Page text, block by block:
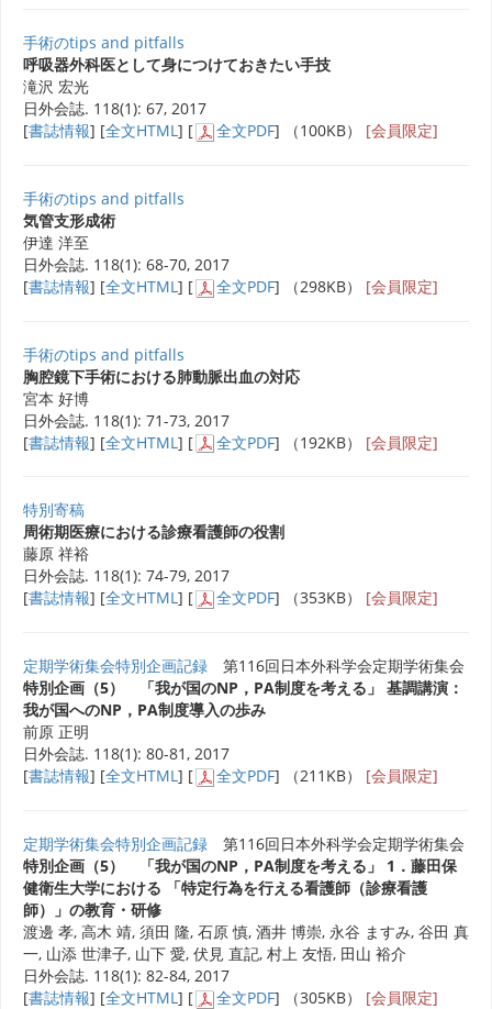
手術のtips and pitfalls
呼吸器外科医として身につけておきたい手技
滝沢 宏光
日外会誌. 118(1): 67, 2017
[書誌情報] [全文HTML] [ 全文PDF] （100KB） [会員限定]
手術のtips and pitfalls
気管支形成術
伊達 洋至
日外会誌. 118(1): 68-70, 2017
[書誌情報] [全文HTML ] [ 全文PDF] （298KB） [会員限定]
手術のtips and pitfalls
胸腔鏡下手術における肺動脈出血の対応
宮本 好博
日外会誌. 118(1): 71-73, 2017
[書誌情報] [全文HTML ] [ 全文PDF] （192KB） [会員限定]
特別寄稿
周術期医療における診療看護師の役割
藤原 祥裕
日外会誌. 118(1): 74-79, 2017
[書誌情報] [全文HTML] [ 全文PDF] （353KB） [会員限定]
定期学術集会特別企画記録 第116回日本外科学会定期学術集会
特別企画（5） 「我が国のNP，PA制度を考える」 基調講演：
我が国へのNP，PA制度導入の歩み
前原 正明
日外会誌. 118(1): 80-81, 2017
[書誌情報] [全文HTML] [ 全文PDF] （211KB） [会員限定]
定期学術集会特別企画記録 第116回日本外科学会定期学術集会
特別企画（5） 「我が国のNP，PA制度を考える」 1．藤田保
健衛生大学における 「特定行為を行える看護師（診療看護
師）」の教育・研修
渡邊 孝, 高木 靖, 須田 隆, 石原 慎, 酒井 博崇, 永谷 ますみ, 谷田 真
一, 山添 世津子, 山下 愛, 伏見 直記, 村上 友悟, 田山 裕介
日外会誌. 118(1): 82-84, 2017
[書誌情報] [全文HTML ] [ 全文PDF] （305KB） [会員限定]